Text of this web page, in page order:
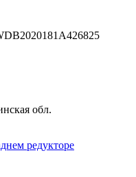
обл.
редукторе